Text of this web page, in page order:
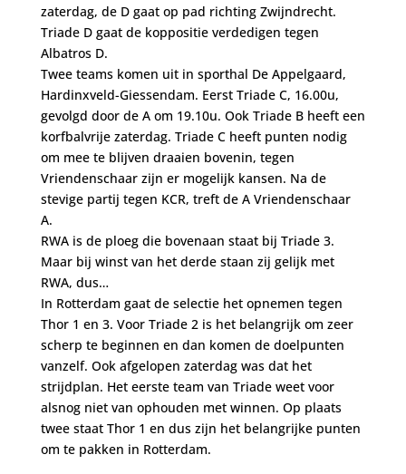
zaterdag, de D gaat op pad richting Zwijndrecht.
Triade D gaat de koppositie verdedigen tegen
Albatros D.
Twee teams komen uit in sporthal De Appelgaard,
Hardinxveld-Giessendam. Eerst Triade C, 16.00u,
gevolgd door de A om 19.10u. Ook Triade B heeft een
korfbalvrije zaterdag. Triade C heeft punten nodig
om mee te blijven draaien bovenin, tegen
Vriendenschaar zijn er mogelijk kansen. Na de
stevige partij tegen KCR, treft de A Vriendenschaar
A.
RWA is de ploeg die bovenaan staat bij Triade 3.
Maar bij winst van het derde staan zij gelijk met
RWA, dus…
In Rotterdam gaat de selectie het opnemen tegen
Thor 1 en 3. Voor Triade 2 is het belangrijk om zeer
scherp te beginnen en dan komen de doelpunten
vanzelf. Ook afgelopen zaterdag was dat het
strijdplan. Het eerste team van Triade weet voor
alsnog niet van ophouden met winnen. Op plaats
twee staat Thor 1 en dus zijn het belangrijke punten
om te pakken in Rotterdam.